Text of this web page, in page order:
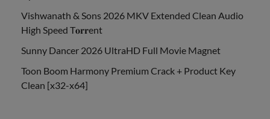
Vishwanath & Sons 2026 MKV Extended Clean Audio
High Speed T𝐨𝐫𝐫ent
Sunny Dancer 2026 UltraHD Full Movie Magnet
Toon Boom Harmony Premium Crack + Product Key
Clean [x32-x64]